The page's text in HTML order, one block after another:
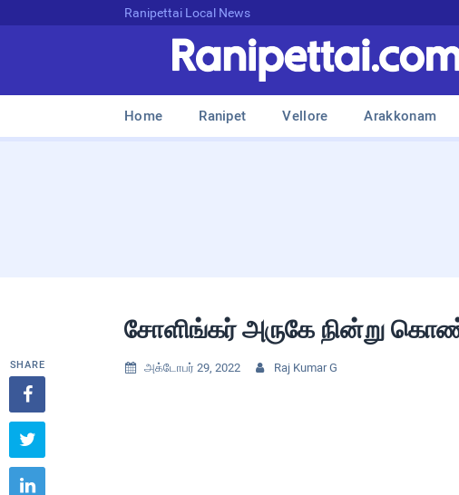
Ranipettai Local News
Home Ranipet Vellore Arakkonam
சோளிங்கர் அருகே நின்று
 அக்டோபர் 29, 2022  Raj Kumar G
SHARE


